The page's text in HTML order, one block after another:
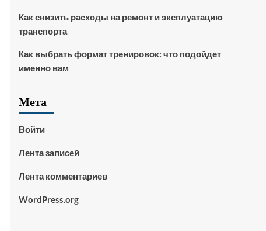
Как снизить расходы на ремонт и эксплуатацию
транспорта
Как выбрать формат тренировок: что подойдет
именно вам
Мета
Войти
Лента записей
Лента комментариев
WordPress.org